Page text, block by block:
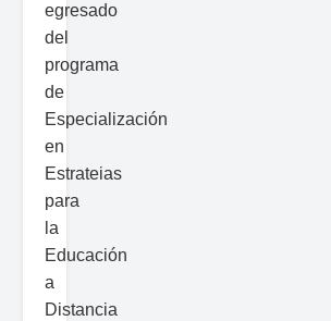
egresado
del
programa
de
Especialización
en
Estrateias
para
la
Educación
a
Distancia